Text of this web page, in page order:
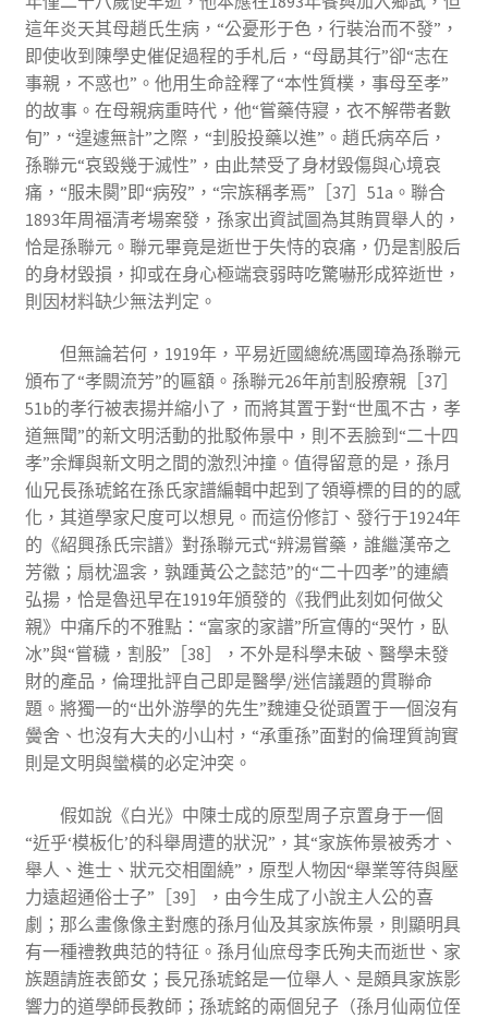
這年炎天其母趙氏生病，“公憂形于色，行裝治而不發”，
即使收到陳學史催促過程的手札后，“母勗其行”卻“志在
事親，不惑也”。他用生命詮釋了“本性質樸，事母至孝”
的故事。在母親病重時代，他“嘗藥侍寢，衣不解帶者數
旬”，“遑遽無計”之際，“刲股投藥以進”。趙氏病卒后，
孫聯元“哀毀幾于滅性”，由此禁受了身材毀傷與心境哀
痛，“服未闋”即“病歿”，“宗族稱孝焉”［37］51a。聯合
1893年周福清考場案發，孫家出資試圖為其賄買舉人的，
恰是孫聯元。聯元畢竟是逝世于失恃的哀痛，仍是割股后
的身材毀損，抑或在身心極端衰弱時吃驚嚇形成猝逝世，
則因材料缺少無法判定。
但無論若何，1919年，平易近國總統馮國璋為孫聯元
頒布了“孝闕流芳”的匾額。孫聯元26年前割股療親［37］
51b的孝行被表揚并縮小了，而將其置于對“世風不古，孝
道無聞”的新文明活動的批駁佈景中，則不丟臉到“二十四
孝”余輝與新文明之間的激烈沖撞。值得留意的是，孫月
仙兄長孫琥銘在孫氏家譜編輯中起到了領導標的目的的感
化，其道學家尺度可以想見。而這份修訂、發行于1924年
的《紹興孫氏宗譜》對孫聯元式“辨湯嘗藥，誰繼漢帝之
芳徽；扇枕溫衾，孰踵黃公之懿范”的“二十四孝”的連續
弘揚，恰是魯迅早在1919年頒發的《我們此刻如何做父
親》中痛斥的不雅點：“富家的家譜”所宣傳的“哭竹，臥
冰”與“嘗穢，割股”［38］，不外是科學未破、醫學未發
財的產品，倫理批評自己即是醫學/迷信議題的貫聯命
題。將獨一的“出外游學的先生”魏連殳從頭置于一個沒有
黌舍、也沒有大夫的小山村，“承重孫”面對的倫理質詢實
則是文明與蠻橫的必定沖突。
假如說《白光》中陳士成的原型周子京置身于一個
“近乎‘模板化’的科舉周遭的狀況”，其“家族佈景被秀才、
舉人、進士、狀元交相圍繞”，原型人物因“舉業等待與壓
力遠超通俗士子”［39］，由今生成了小說主人公的喜
劇；那么畫像像主對應的孫月仙及其家族佈景，則顯明具
有一種禮教典范的特征。孫月仙庶母李氏殉夫而逝世、家
族題請旌表節女；長兄孫琥銘是一位舉人、是頗具家族影
響力的道學師長教師；孫琥銘的兩個兒子（孫月仙兩位侄